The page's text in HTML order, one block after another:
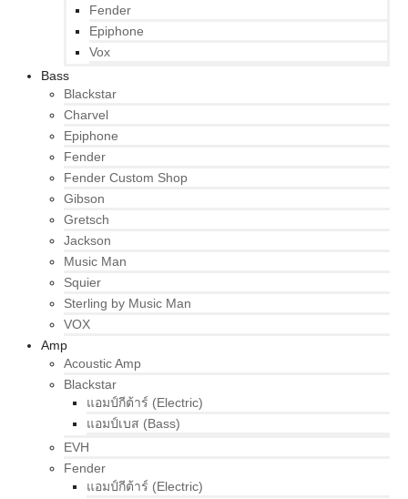
Fender
Epiphone
Vox
Bass
Blackstar
Charvel
Epiphone
Fender
Fender Custom Shop
Gibson
Gretsch
Jackson
Music Man
Squier
Sterling by Music Man
VOX
Amp
Acoustic Amp
Blackstar
แอมป์กีต้าร์ (Electric)
แอมป์เบส (Bass)
EVH
Fender
แอมป์กีต้าร์ (Electric)